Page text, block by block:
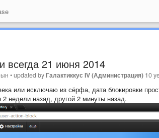
всегда 21 июня 2014
•updated byГалактиккус IV (Администрация) 10
или исключаю из сёрфа, дата блокировки
2 недели назад, другой 2 минуты назад.